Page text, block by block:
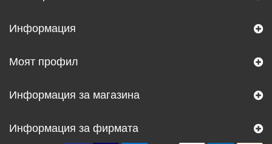
Информация
Моят профил
Информация за магазина
Информация за фирмата